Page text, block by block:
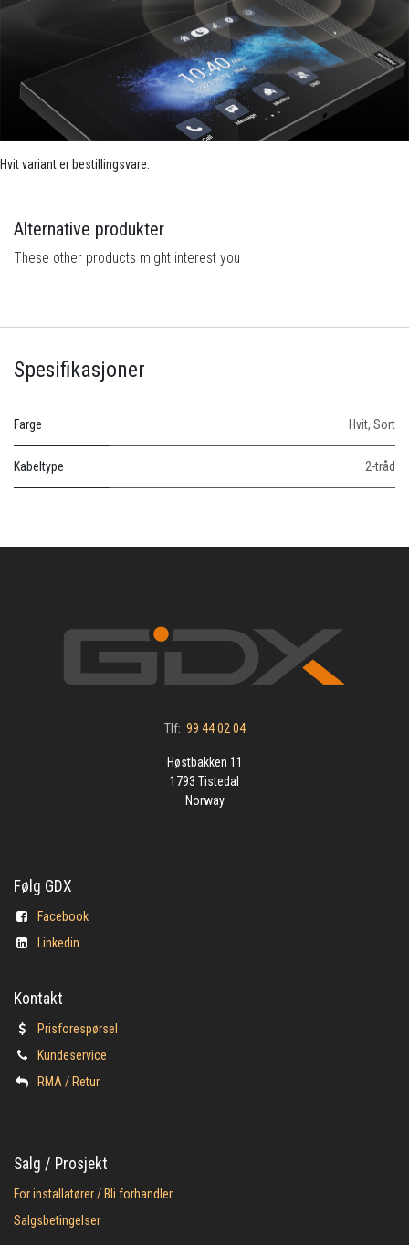
Hvit variant er bestillingsvare.
Alternative produkter
These other products might interest you
Spesifikasjoner
Farge Hvit, Sort
Kabeltype 2-tråd
Tlf: 99 44 02 04
Høstbakken 11
1793 Tistedal
Norway
Følg GDX
Facebook
Linkedin
Kontakt
Prisforespørsel
Kundeservice
​RMA / Retur
Salg / Prosjekt
For installatører / Bli forhandler
Salgsbetingelser